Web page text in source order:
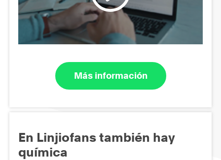
Más información
En Linjiofans también hay
química